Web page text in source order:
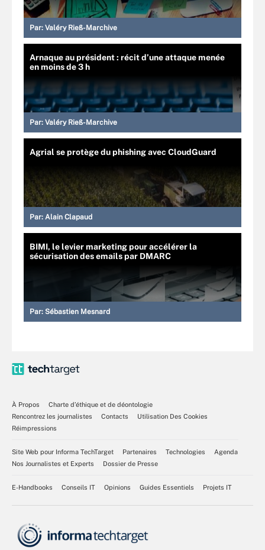
Par: Valéry Rieß-Marchive
Arnaque au président : récit d’une attaque menée
en moins de 3 h
Par: Valéry Rieß-Marchive
Agrial se protège du phishing avec CloudGuard
Par: Alain Clapaud
BIMI, le levier marketing pour accélérer la
sécurisation des emails par DMARC
Par: Sébastien Mesnard
À Propos
Charte d’éthique et de déontologie
Rencontrez les journalistes
Contacts
Utilisation Des Cookies
Réimpressions
Site Web pour Informa TechTarget Partenaires Technologies
Agenda
Nos Journalistes et Experts
Dossier de Presse
E-Handbooks Conseils IT Opinions Guides Essentiels Projets IT